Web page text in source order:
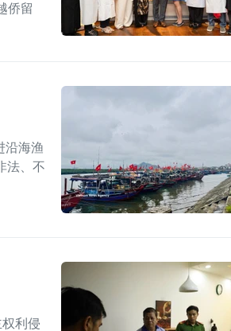
侨留
沿海渔
法、不
利侵